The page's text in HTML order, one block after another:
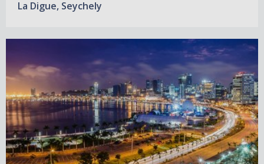
La Digue, Seychely